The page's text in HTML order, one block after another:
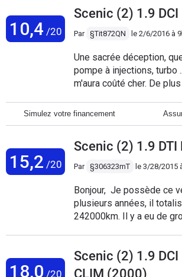
500 klms par semaines
les 4 pneus une vidange
direction auto tré économe dommage il y a
pas un régulateur de
10,4 /20
Scenic (2) 1.9
Par §Tit872QN le 2/6/2016 à
Une sacrée déception,
pompe à injections, turbo
m'aura coûté cher. De
finition de l'habitacle
j'ai assez rapidement
dernière renault
Simulez votre financement
15,2 /20
Scenic (2) 1.9 DTI
Par §306323mT le 3/28/2015
Bonjour, Je possède ce
plusieurs années, il
242000km. Il y a eu de
que c'est les tous
98CH de 2000, je voulais
18,0 /20
Scenic (2) 1.9 DCI
CLIM (2000)